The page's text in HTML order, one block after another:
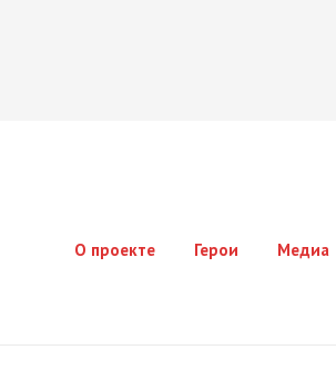
О проекте Герои Медиа